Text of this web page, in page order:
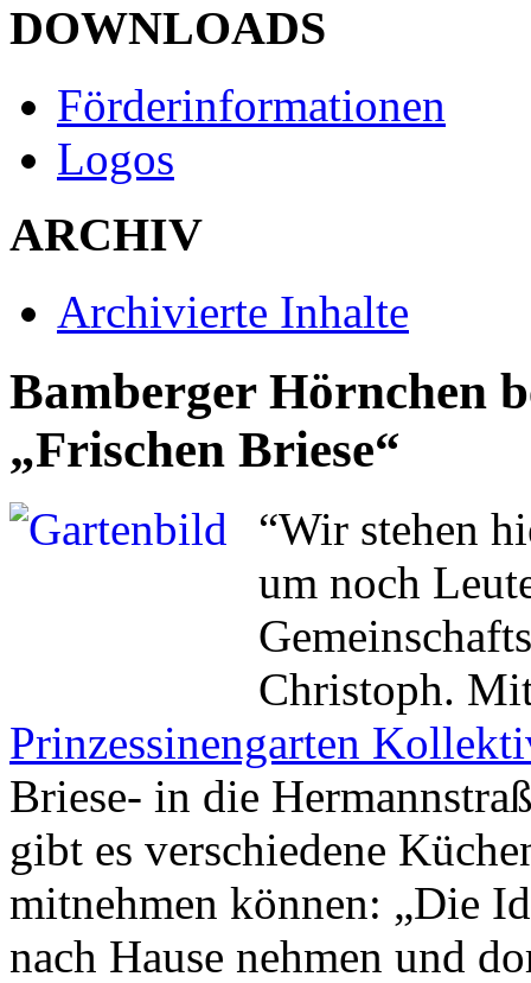
DOWNLOADS
Förderinformationen
Logos
ARCHIV
Archivierte Inhalte
Bamberger Hörnchen
„Frischen Briese“
“Wir stehen
um noch
Christoph.
Prinzessinengarten
Briese- in die
gibt es verschiedene
mitnehmen können: „Die
nach Hause nehmen und